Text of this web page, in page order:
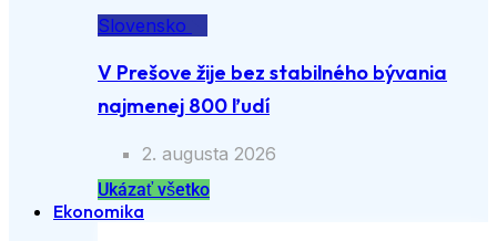
Slovensko
V Prešove žije bez stabilného bývania
najmenej 800 ľudí
2. augusta 2026
Ukázať všetko
Ekonomika